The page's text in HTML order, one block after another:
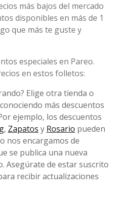
más bajos del mercado
disponibles en más de 1
que más te guste y
especiales en Pareo.
en estos folletos:
Elige otra tienda o
más descuentos
ejemplo, los descuentos
, Zapatos y Rosario pueden
nos encargamos de
se publica una nueva
Asegúrate de estar suscrito
recibir actualizaciones